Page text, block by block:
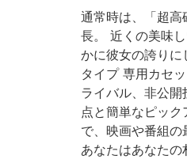
通常時は、「超
長。 近くの美味
かに彼女の誇り
タイプ 専用カセ
ライバル、非公
点と簡単なピッ
で、映画や番組
あなたはあなた